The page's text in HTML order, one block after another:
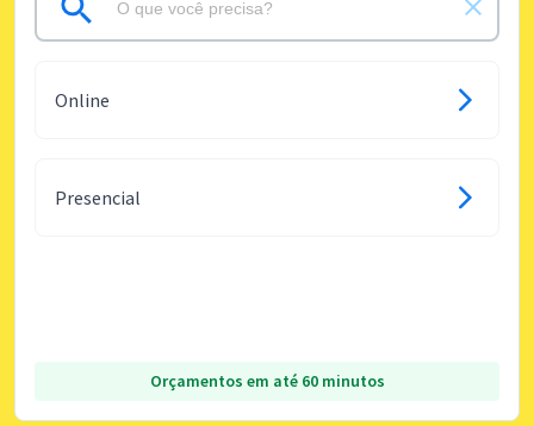
Online
Presencial
Orçamentos em até 60 minutos